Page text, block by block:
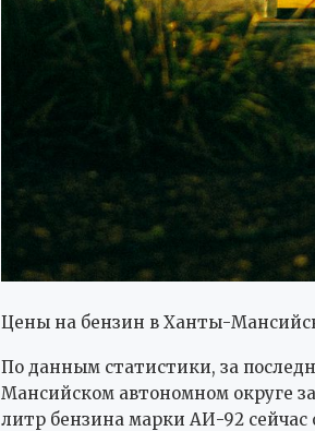
Цены на бензин в Ханты-
По данным статистики, за
Мансийском автономном округе
литр бензина марки АИ-92 сейчас